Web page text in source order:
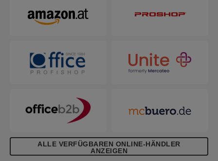
ALLE VERFÜGBAREN ONLINE-HÄNDLER
ANZEIGEN